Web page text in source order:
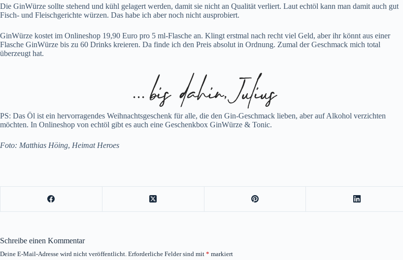
Die GinWürze sollte stehend und kühl gelagert werden, damit sie nicht an Qualität verliert. Laut echtöl kann man damit auch gut
Fisch- und Fleischgerichte würzen. Das habe ich aber noch nicht ausprobiert.
GinWürze kostet im Onlineshop 19,90 Euro pro 5 ml-Flasche an. Klingt erstmal nach recht viel Geld, aber ihr könnt aus einer
Flasche GinWürze bis zu 60 Drinks kreieren. Da finde ich den Preis absolut in Ordnung. Zumal der Geschmack mich total
überzeugt hat.
PS: Das Öl ist ein hervorragendes Weihnachtsgeschenk für alle, die den Gin-Geschmack lieben, aber auf Alkohol verzichten
möchten. In Onlineshop von echtöl gibt es auch eine Geschenkbox GinWürze & Tonic.
Foto: Matthias Höing, Heimat Heroes
Schreibe einen Kommentar
Deine E-Mail-Adresse wird nicht veröffentlicht. Erforderliche Felder sind mit * markiert